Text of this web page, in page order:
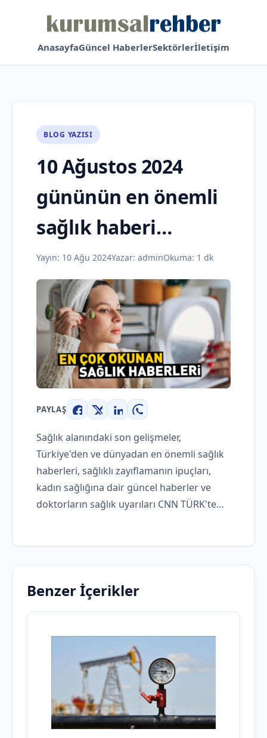
AnasayfaGüncel HaberlerSektörlerİletişim
BLOG YAZISI
10 Ağustos 2024
gününün en önemli
sağlık haberi…
Yayın: 10 Ağu 2024Yazar: adminOkuma: 1 dk
PAYLAŞ
Facebook
X LinkedInWhatsApp
Sağlık alanındaki son gelişmeler,
Türkiye'den ve dünyadan en önemli sağlık
haberleri, sağlıklı zayıflamanın ipuçları,
kadın sağlığına dair güncel haberler ve
doktorların sağlık uyarıları CNN TÜRK'te…
Benzer İçerikler